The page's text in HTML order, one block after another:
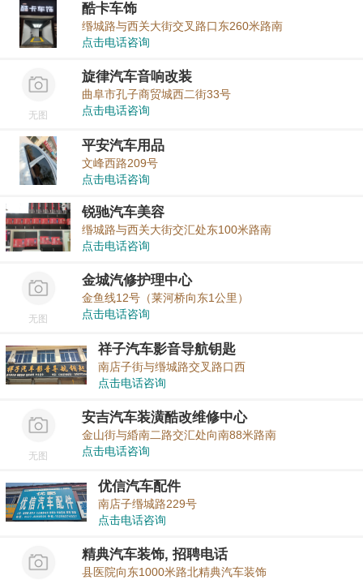
酷卡车饰
缗城路与西关大街交叉路口东260米路南
点击电话咨询
无图
旋律汽车音响改装
曲阜市孔子商贸城西二街33号
点击电话咨询
平安汽车用品
文峰西路209号
点击电话咨询
锐驰汽车美容
缗城路与西关大街交汇处东100米路南
点击电话咨询
无图
金城汽修护理中心
金鱼线12号（莱河桥向东1公里）
点击电话咨询
祥子汽车影音导航钥匙
南店子街与缗城路交叉路口西
点击电话咨询
无图
安吉汽车装潢酷改维修中心
金山街与緍南二路交汇处向南88米路南
点击电话咨询
优信汽车配件
南店子缗城路229号
点击电话咨询
精典汽车装饰, 招聘电话
县医院向东1000米路北精典汽车装饰